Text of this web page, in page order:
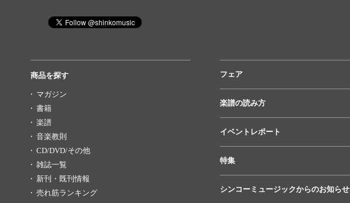
商品を探す
マガジン
書籍
楽譜
音楽教則
CD/DVD/その他
雑誌一覧
新刊・既刊情報
売れ筋ランキング
フェア
楽譜の読み方
イベントレポート
特集
シンコーミュージックからのお知らせ